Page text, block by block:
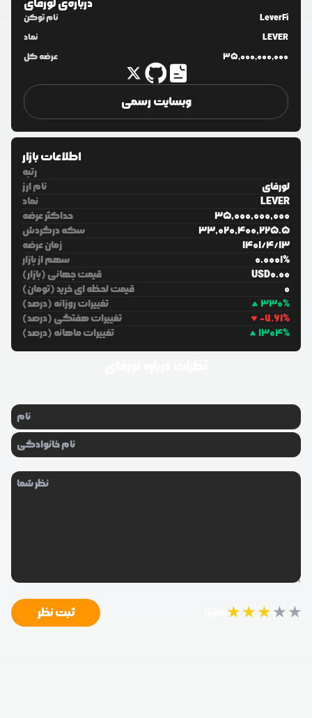
درباره‌یلورفای
نام توکن
LeverFi
نماد
LEVER
عرضه کل
35,000,000,000
وبسایت رسمی
اطلاعات بازار
رتبه
نام ارز
لورفای
نماد
LEVER
حداکثر عرضه
35,000,000,000
سکه درگردش
33,020,400,225.5
زمان عرضه
1401/4/13
سهم از بازار
0.0001%
قیمت جهانی (بازار)
USD0.00
قیمت لحظه ای خرید (تومان)
0
تغییرات روزانه (درصد)
330%
تغییرات هفتگی (درصد)
-7.61%
تغییرات ماهانه (درصد)
1304%
★★★★★ ثبت نظر